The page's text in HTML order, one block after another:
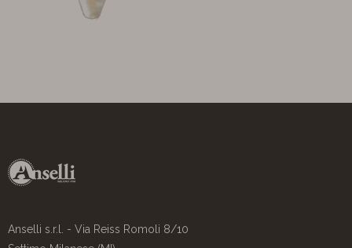
Anselli s.r.l. - Via Reiss Romoli 8/10